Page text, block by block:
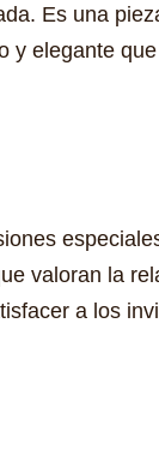
Es una
y elegante
valoran la
a los